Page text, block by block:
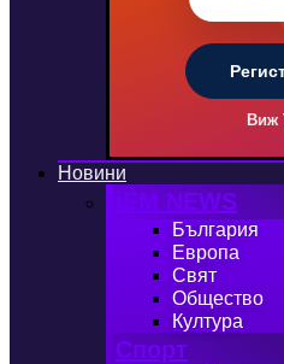
Виж
Новини
iEM NEWS
България
Европа
Свят
Общество
Култура
Спорт